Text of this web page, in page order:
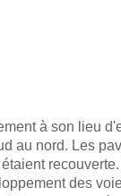
à son lieu
au nord. Les
des